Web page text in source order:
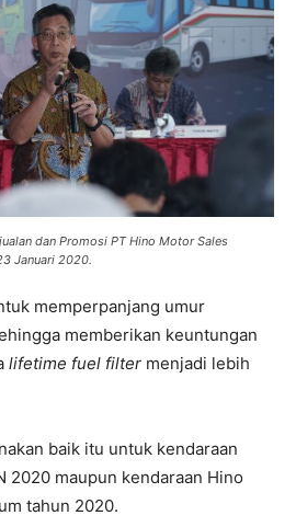
dan Promosi PT Hino Motor Sales
Januari 2020.
memperpanjang umur
memberikan keuntungan
lifetime fuel filter menjadi lebih
baik itu untuk kendaraan
2020 maupun kendaraan Hino
tahun 2020.